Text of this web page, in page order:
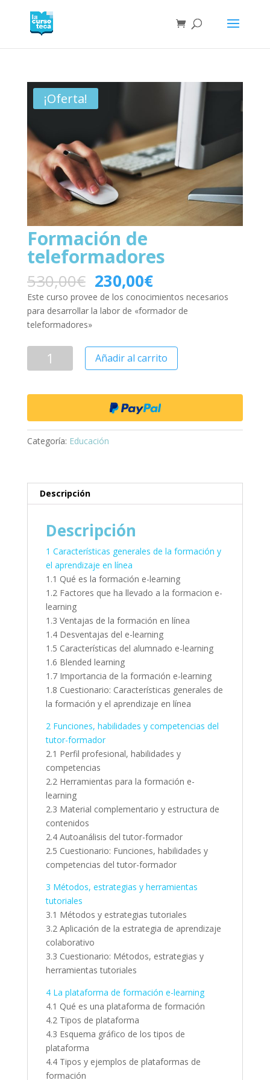
¡Oferta!
Formación de
teleformadores
530,00€ 230,00€
Este curso provee de los conocimientos necesarios
para desarrollar la labor de «formador de
teleformadores»
Añadir al carrito
Categoría: Educación
Descripción
Descripción
1 Características generales de la formación y
el aprendizaje en línea
1.1 Qué es la formación e-learning
1.2 Factores que ha llevado a la formacion e-
learning
1.3 Ventajas de la formación en línea
1.4 Desventajas del e-learning
1.5 Características del alumnado e-learning
1.6 Blended learning
1.7 Importancia de la formación e-learning
1.8 Cuestionario: Características generales de
la formación y el aprendizaje en línea
2 Funciones, habilidades y competencias del
tutor-formador
2.1 Perfil profesional, habilidades y
competencias
2.2 Herramientas para la formación e-
learning
2.3 Material complementario y estructura de
contenidos
2.4 Autoanálisis del tutor-formador
2.5 Cuestionario: Funciones, habilidades y
competencias del tutor-formador
3 Métodos, estrategias y herramientas
tutoriales
3.1 Métodos y estrategias tutoriales
3.2 Aplicación de la estrategia de aprendizaje
colaborativo
3.3 Cuestionario: Métodos, estrategias y
herramientas tutoriales
4 La plataforma de formación e-learning
4.1 Qué es una plataforma de formación
4.2 Tipos de plataforma
4.3 Esquema gráfico de los tipos de
plataforma
4.4 Tipos y ejemplos de plataformas de
formación